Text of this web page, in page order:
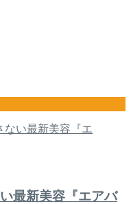
最新美容『エアバ